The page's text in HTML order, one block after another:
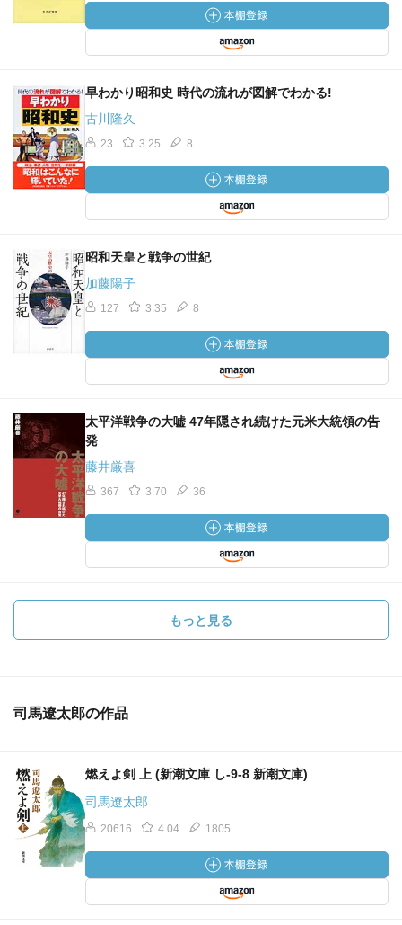
早わかり昭和史 時代の流れが図解でわかる!
古川隆久
23 3.25 8
昭和天皇と戦争の世紀
加藤陽子
127 3.35 8
太平洋戦争の大嘘 47年隠され続けた元米大統領の告
発
藤井厳喜
367 3.70 36
もっと見る
司馬遼太郎の作品
燃えよ剣 上 (新潮文庫 し-9-8 新潮文庫)
司馬遼太郎
20616 4.04 1805